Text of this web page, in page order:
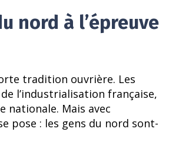
nord à l’épreuve
tradition ouvrière. Les
l’industrialisation française,
nationale. Mais avec
pose : les gens du nord sont-